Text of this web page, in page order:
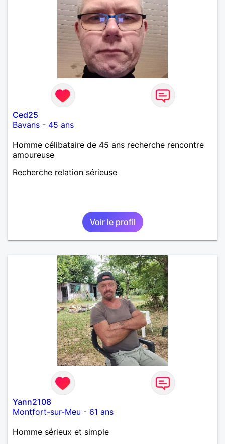
Ced25
Bavans - 45 ans
Homme célibataire de 45 ans recherche rencontre
amoureuse
Recherche relation sérieuse
Voir le profil
Yann2108
Montfort-sur-Meu - 61 ans
Homme sérieux et simple